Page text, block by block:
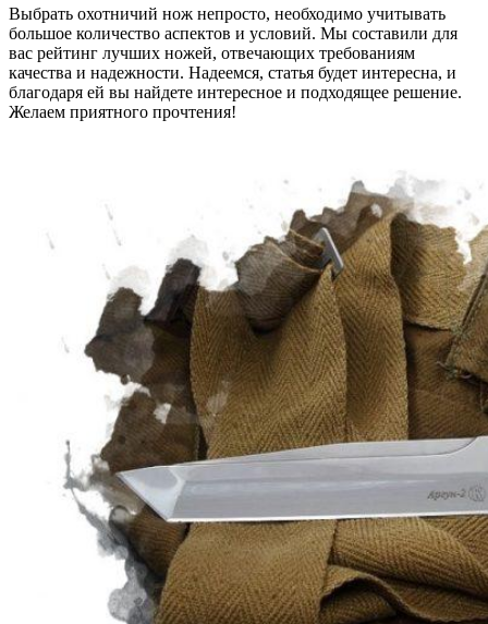
Выбрать охотничий нож непросто, необходимо учитывать
большое количество аспектов и условий. Мы составили для
вас рейтинг лучших ножей, отвечающих требованиям
качества и надежности. Надеемся, статья будет интересна, и
благодаря ей вы найдете интересное и подходящее решение.
Желаем приятного прочтения!